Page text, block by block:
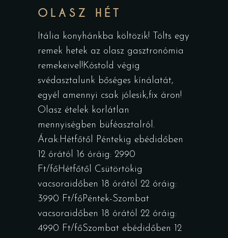
OLASZ HÉT
Itália konyhánkba költözik! Tölts egy
remek hetek az olasz gasztronómia
remekeivel!Kóstold végig
svédasztalunk bőséges kínálatát,
egyél amennyi csak jólesik,fix áron!
Olasz ételek korlátlan
mennyiségben büféasztalról.
Árak:Hétfőtől Péntekig ebédidőben
12 órától 16 óráig: 2990
Ft/főHétfőtől Csütörtökig
vacsoraidőben 18 órától 22 óráig:
3990 Ft/főPéntek-Szombat
vacsoraidőben 18 órától 22 óráig:
4990 Ft/főSzombat ebédidőben 12